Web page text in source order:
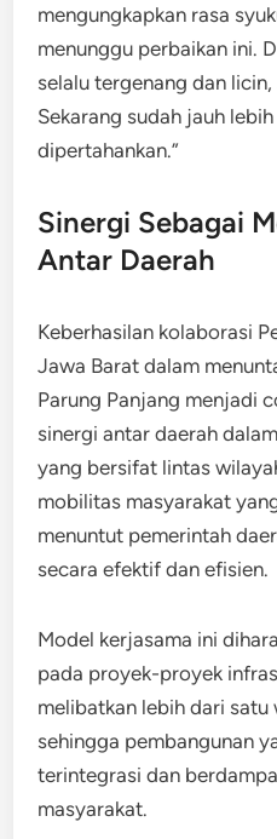
mengungkapkan rasa
menunggu perbaikan ini.
selalu tergenang dan
Sekarang sudah jauh
dipertahankan.”
Sinergi Sebagai
Antar Daerah
Keberhasilan kolaborasi
Jawa Barat dalam
Parung Panjang menjadi
sinergi antar daerah
yang bersifat lintas
mobilitas masyarakat
menuntut pemerintah
secara efektif dan efisien.
Model kerjasama ini
pada proyek-proyek
melibatkan lebih dari satu
sehingga pembangunan
terintegrasi dan
masyarakat.